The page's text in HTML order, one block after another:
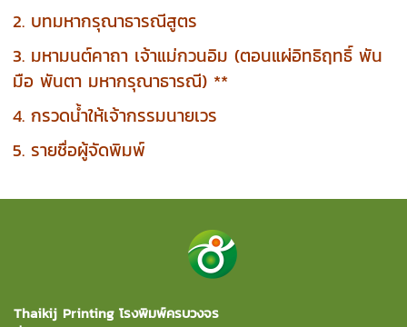
2. บทมหากรุณาธารณีสูตร
3. มหามนต์คาถา เจ้าแม่กวนอิม (ตอนแผ่อิทธิฤทธิ์ พัน
มือ พันตา มหากรุณาธารณี) **
4. กรวดน้ำให้เจ้ากรรมนายเวร
5. รายชื่อผู้จัดพิมพ์
Thaikij Printing โรงพิมพ์ครบวงจร